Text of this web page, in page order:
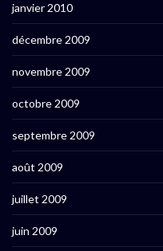
janvier 2010
décembre 2009
novembre 2009
octobre 2009
septembre 2009
août 2009
juillet 2009
juin 2009